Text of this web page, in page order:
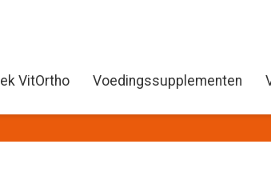
VitOrtho Voedingssupplementen